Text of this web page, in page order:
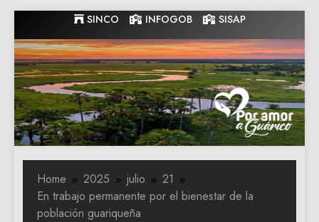
to
content
SINCO INFOGOB SISAP
Gobernacion
de Guarico
Gobernacion de Guarico
Home 2025 julio
21
En trabajo permanente por el bienestar de la
población guariqueña